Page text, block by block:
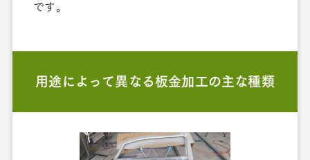
です。
用途によって異なる板金加工の主な種類